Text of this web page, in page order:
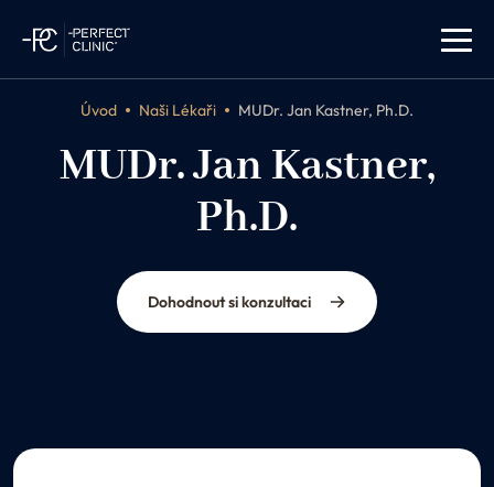
Úvod Naši Lékaři MUDr. Jan Kastner, Ph.D.
MUDr. Jan Kastner,
Ph.D.
ORL specialista
Dohodnout si konzultaci